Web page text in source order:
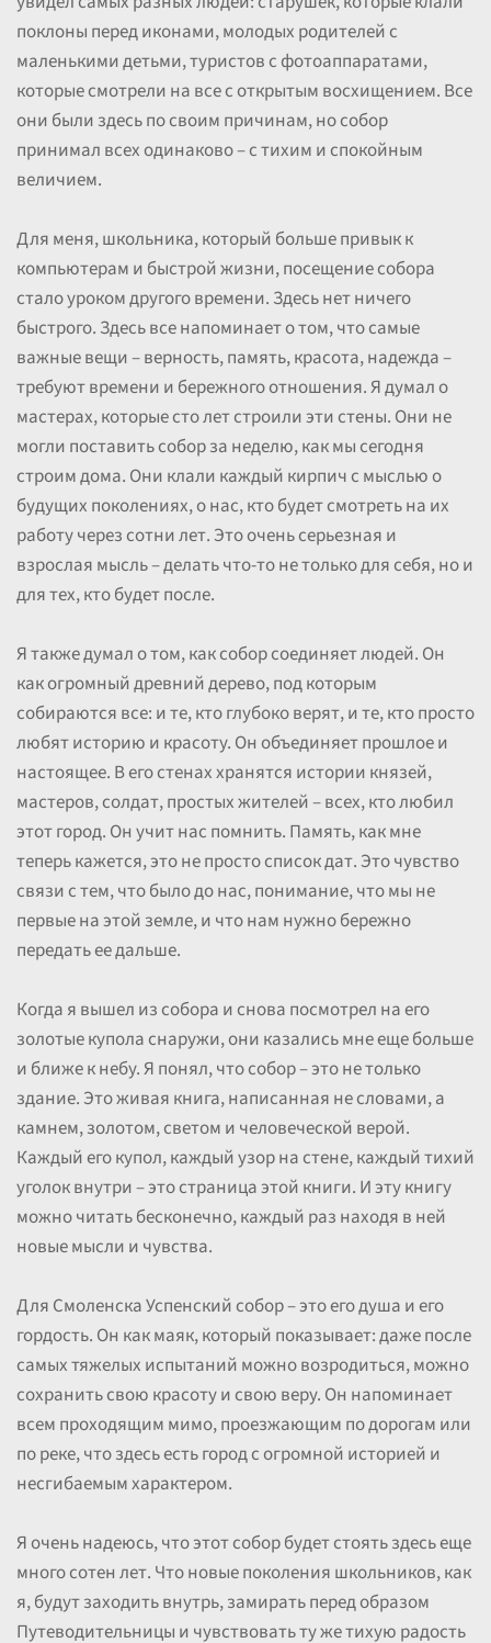
поклоны перед иконами, молодых родителей с
маленькими детьми, туристов с фотоаппаратами,
которые смотрели на все с открытым восхищением. Все
они были здесь по своим причинам, но собор
принимал всех одинаково – с тихим и спокойным
величием.
Для меня, школьника, который больше привык к
компьютерам и быстрой жизни, посещение собора
стало уроком другого времени. Здесь нет ничего
быстрого. Здесь все напоминает о том, что самые
важные вещи – верность, память, красота, надежда –
требуют времени и бережного отношения. Я думал о
мастерах, которые сто лет строили эти стены. Они не
могли поставить собор за неделю, как мы сегодня
строим дома. Они клали каждый кирпич с мыслью о
будущих поколениях, о нас, кто будет смотреть на их
работу через сотни лет. Это очень серьезная и
взрослая мысль – делать что-то не только для себя, но и
для тех, кто будет после.
Я также думал о том, как собор соединяет людей. Он
как огромный древний дерево, под которым
собираются все: и те, кто глубоко верят, и те, кто просто
любят историю и красоту. Он объединяет прошлое и
настоящее. В его стенах хранятся истории князей,
мастеров, солдат, простых жителей – всех, кто любил
этот город. Он учит нас помнить. Память, как мне
теперь кажется, это не просто список дат. Это чувство
связи с тем, что было до нас, понимание, что мы не
первые на этой земле, и что нам нужно бережно
передать ее дальше.
Когда я вышел из собора и снова посмотрел на его
золотые купола снаружи, они казались мне еще больше
и ближе к небу. Я понял, что собор – это не только
здание. Это живая книга, написанная не словами, а
камнем, золотом, светом и человеческой верой.
Каждый его купол, каждый узор на стене, каждый тихий
уголок внутри – это страница этой книги. И эту книгу
можно читать бесконечно, каждый раз находя в ней
новые мысли и чувства.
Для Смоленска Успенский собор – это его душа и его
гордость. Он как маяк, который показывает: даже после
самых тяжелых испытаний можно возродиться, можно
сохранить свою красоту и свою веру. Он напоминает
всем проходящим мимо, проезжающим по дорогам или
по реке, что здесь есть город с огромной историей и
несгибаемым характером.
Я очень надеюсь, что этот собор будет стоять здесь еще
много сотен лет. Что новые поколения школьников, как
я, будут заходить внутрь, замирать перед образом
Путеводительницы и чувствовать ту же тихую радость